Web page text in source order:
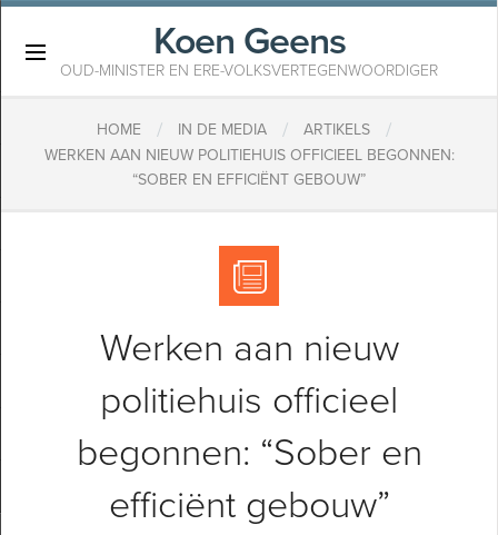
Koen Geens
OUD-MINISTER EN ERE-VOLKSVERTEGENWOORDIGER
HOME / IN DE MEDIA / ARTIKELS /
WERKEN AAN NIEUW POLITIEHUIS OFFICIEEL BEGONNEN:
“SOBER EN EFFICIËNT GEBOUW”
Werken aan nieuw
politiehuis officieel
begonnen: “Sober en
efficiënt gebouw”